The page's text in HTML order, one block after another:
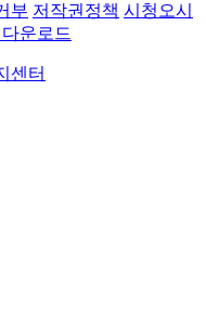
부 저작권정책 시청오시
운로드
센터